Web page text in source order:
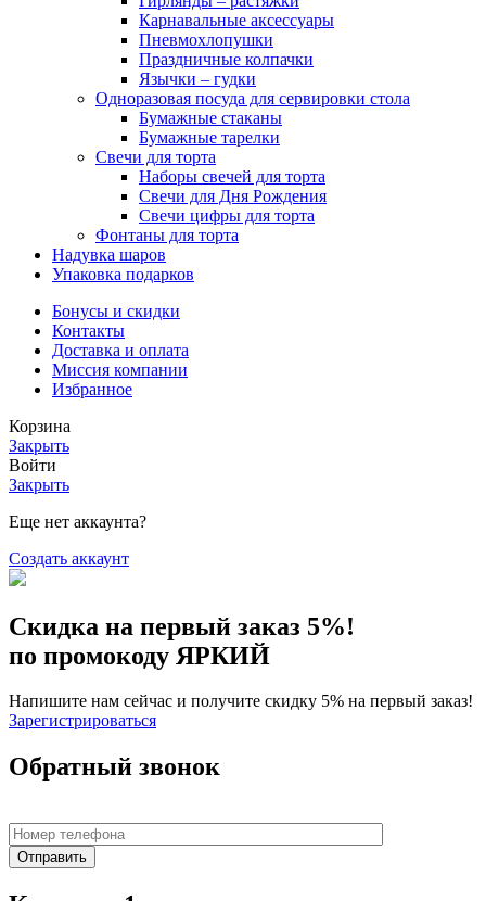
Карнавальные аксессуары
Пневмохлопушки
Праздничные колпачки
Язычки – гудки
Одноразовая посуда для сервировки стола
Бумажные стаканы
Бумажные тарелки
Свечи для торта
Наборы свечей для торта
Свечи для Дня Рождения
Свечи цифры для торта
Фонтаны для торта
Надувка шаров
Упаковка подарков
Бонусы и скидки
Контакты
Доставка и оплата
Миссия компании
Избранное
Корзина
Закрыть
Войти
Закрыть
Еще нет аккаунта?
Создать аккаунт
Скидка на первый заказ 5%!
по промокоду ЯРКИЙ
Напишите нам сейчас и получите скидку 5% на первый заказ!
Зарегистрироваться
Обратный звонок